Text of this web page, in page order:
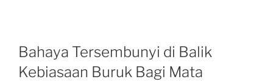
Bahaya Tersembunyi di Balik
Kebiasaan Buruk Bagi Mata